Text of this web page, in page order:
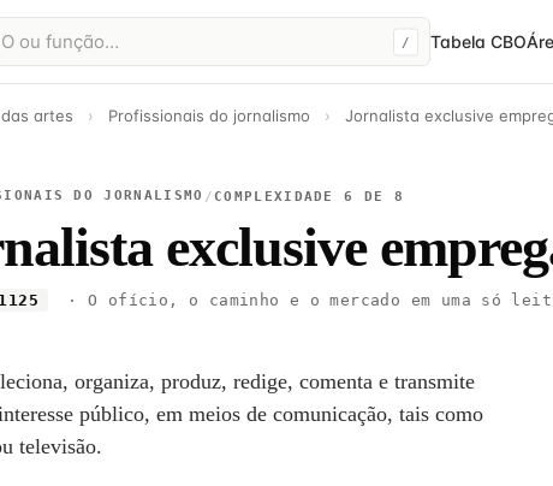
/ Tabela CBO
artes › Profissionais do jornalismo › Jornalista exclusive
DO JORNALISMO / COMPLEXIDADE 6 DE 8
exclusive
· O ofício, o caminho e o mercado em uma só
organiza, produz, redige, comenta e transmite
público, em meios de comunicação, tais como
televisão.